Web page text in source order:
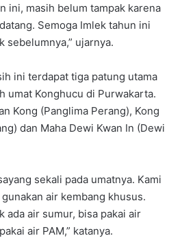
ini, masih belum tampak karena
Semoga Imlek tahun ini
sebelumnya,” ujarnya.
ini terdapat tiga patung utama
umat Konghucu di Purwakarta.
Kong (Panglima Perang), Kong
dan Maha Dewi Kwan In (Dewi
sekali pada umatnya. Kami
air kembang khusus.
ada air sumur, bisa pakai air
air PAM,” katanya.